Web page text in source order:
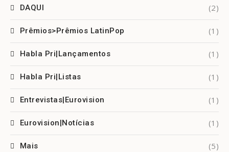
DAQUI (2)
Prêmios>Prêmios LatinPop (1)
Habla Pri|Lançamentos (1)
Habla Pri|Listas (1)
Entrevistas|Eurovision (1)
Eurovision|Notícias (1)
Mais (5)